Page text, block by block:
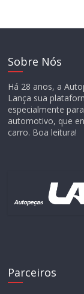
Sobre Nós
Há 28 anos, a
Lança sua
especialmente
automotivo, que
carro. Boa leitura!
Parceiros